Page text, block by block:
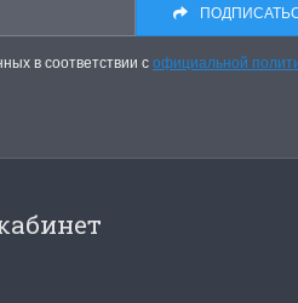
в соответствии софициальной